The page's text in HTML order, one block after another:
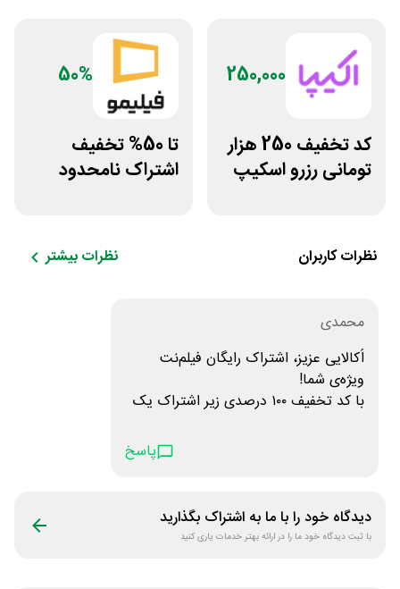
250,000
کد تخفیف 250 هزار
تومانی رزرو اسکیپ
50%
تا 50% تخفیف
اشتراک نامحدود
نظرات کاربران نظرات بیشتر
محمدی
اُکالایی عزیز، اشتراک رایگان فیلم‌نت
ویژه‌ی شما!
با کد تخفیف ۱۰۰ درصدی زیر اشتراک یک
okala.ir/kjd
پاسخ
دیدگاه خود را با ما به اشتراک بگذارید
با ثبت دیدگاه خود ما را در ارائه بهتر خدمات یاری کنید